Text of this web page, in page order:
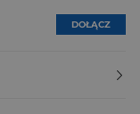
DOŁĄCZ